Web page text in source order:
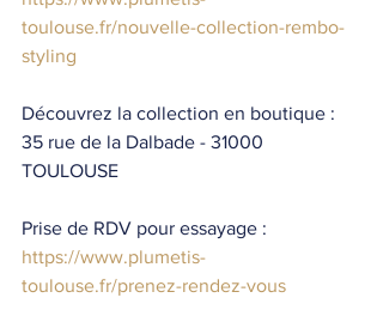
toulouse.fr/nouvelle-collection-rembo-
styling
Découvrez la collection en boutique :
35 rue de la Dalbade - 31000
TOULOUSE
Prise de RDV pour essayage :
https://www.plumetis-
toulouse.fr/prenez-rendez-vous